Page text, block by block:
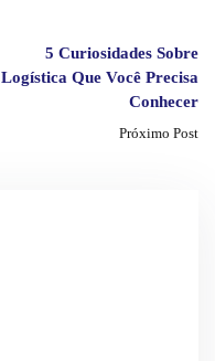
5 Curiosidades Sobre
Logística Que Você Precisa
Conhecer
Próximo Post